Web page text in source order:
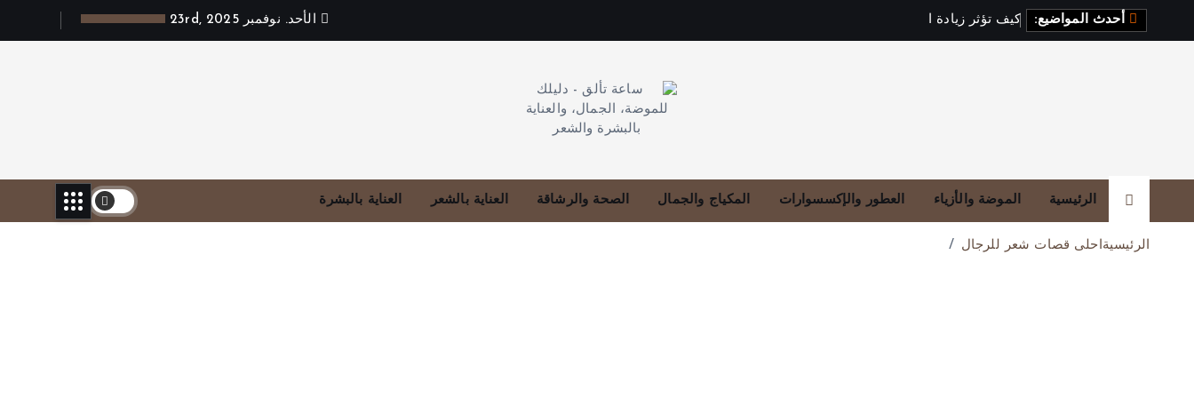
ل
أحدث المواضيع: كيف تؤثر ز يا دة ا الأحد. نوفمبر 23rd, 2025
الرئيسية الموضة والأزياء العطور والإكسسوارات المكياج والجمال الصحة والرشاقة العناية بالشعر العناية بالبشرة
الرئيسيةاحلى قصات شعر للرجال